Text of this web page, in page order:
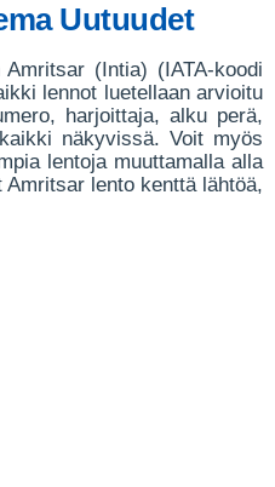
Uutuudet
(Intia) (IATA-koodi
lennot luetellaan arvioitu
harjoittaja, alku perä,
näkyvissä. Voit myös
lentoja muuttamalla alla
lento kenttä lähtöä,